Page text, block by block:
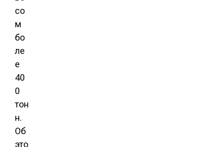
со
м
бо
ле
е
40
0
тон
н.
Об
это